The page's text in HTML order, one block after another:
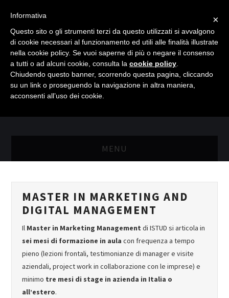
MENU
MASTER MARKETING & RETAIL
SCIENZIATI IN AZIENDA
MASTER IN FOOD & BEVERAGE
GIURISTI IN AZIENDA
MASTER IN MARKETING AND
DIGITAL MANAGEMENT
Il Master in Marketing Management di ISTUD si articola in
sei mesi di formazione in aula con frequenza a tempo
pieno (lezioni frontali, testimonianze di manager e visite
aziendali, project work in collaborazione con le imprese) e
minimo tre mesi di stage in azienda in Italia o
all’estero.
×
Informativa
Questo sito o gli strumenti terzi da questo utilizzati si avvalgono
di cookie necessari al funzionamento ed utili alle finalità illustrate
nella cookie policy. Se vuoi saperne di più o negare il consenso
a tutti o ad alcuni cookie, consulta la cookie policy
Chiudendo questo banner, scorrendo questa pagina, cliccando
su un link o proseguendo la navigazione in altra maniera,
acconsenti all’uso dei cookie.